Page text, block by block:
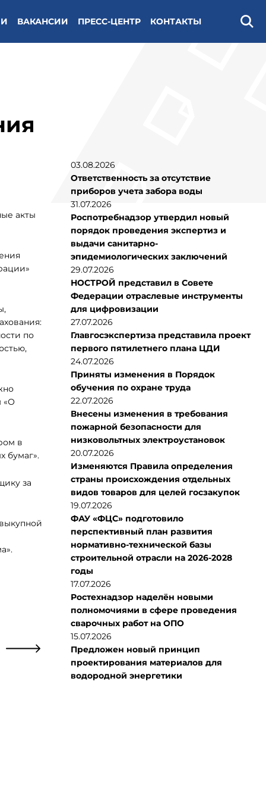
ВАКАНСИИ ПРЕСС-ЦЕНТР КОНТАКТЫ
акты
по
«О
в
бумаг».
за
03.08.2026
Ответственность за отсутствие
приборов учета забора воды
31.07.2026
Роспотребнадзор утвердил новый
порядок проведения экспертиз и
выдачи санитарно-
эпидемиологических заключений
29.07.2026
НОСТРОЙ представил в Совете
Федерации отраслевые инструменты
для цифровизации
27.07.2026
Главгосэкспертиза представила проект
первого пятилетнего плана ЦДИ
24.07.2026
Приняты изменения в Порядок
обучения по охране труда
22.07.2026
Внесены изменения в требования
пожарной безопасности для
низковольтных электроустановок
20.07.2026
Изменяются Правила определения
страны происхождения отдельных
видов товаров для целей госзакупок
19.07.2026
ФАУ «ФЦС» подготовило
перспективный план развития
нормативно-технической базы
строительной отрасли на 2026-2028
годы
17.07.2026
Ростехнадзор наделён новыми
полномочиями в сфере проведения
сварочных работ на ОПО
15.07.2026
Предложен новый принцип
проектирования материалов для
водородной энергетики